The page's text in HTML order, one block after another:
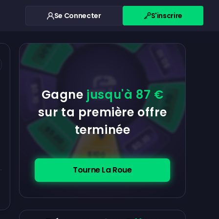
Se Connecter S'inscrire
Gagne jusqu'à 87 €
sur ta première offre
terminée
Tourne La Roue
$100
$5.00
$5.00
$0.10 $5.00
$5.00